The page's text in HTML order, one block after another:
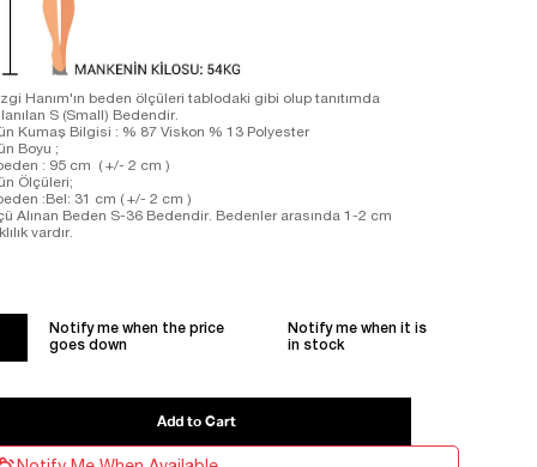
Hanım'ın beden ölçüleri tablodaki gibi olup tanıtımda
S (Small) Bedendir.
Kumaş Bilgisi : % 87 Viskon % 13 Polyester
Boyu ;
: 95 cm ( +/- 2 cm )
Ölçüleri;
:Bel: 31 cm ( +/- 2 cm )
Alınan Beden S-36 Bedendir. Bedenler arasında 1-2 cm
vardır.
Notify me when the price
goes down
Notify me when it is
in stock